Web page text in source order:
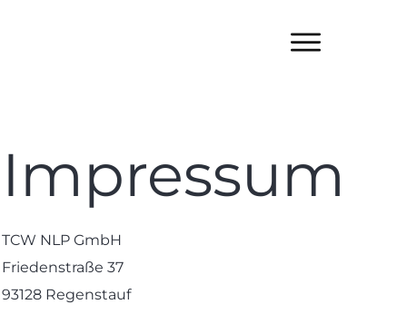
Impressum
TCW NLP GmbH
Friedenstraße 37
93128 Regenstauf